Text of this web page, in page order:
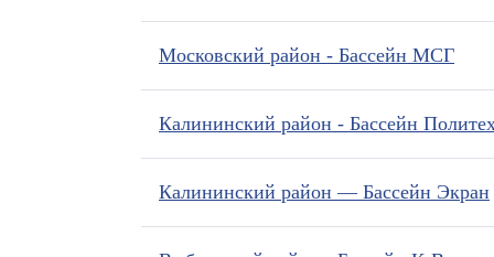
Московский район - Бассейн МСГ
Калининский район - Бассейн
Калининский район — Бассейн Экран